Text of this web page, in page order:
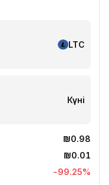
LTC
Күні
₪0.98
₪0.01
-99.25%